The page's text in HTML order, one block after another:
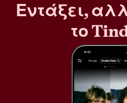
Εντάξει,
το